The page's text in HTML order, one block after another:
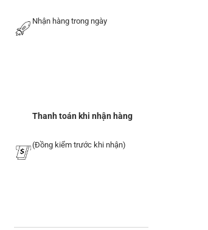
Nhận hàng trong ngày
Thanh toán khi nhận hàng
(Đồng kiểm trước khi nhận)